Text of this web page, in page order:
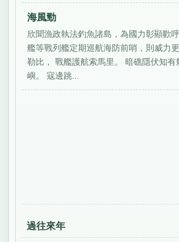
海風勁
欣聞漁政執法釣魚諸島，為國力彰顯歡
艦等戰列艦定期巡航海防前哨，則威力
勒比， 戰艦護航索馬里。 暗礁隱伏知有
嶼。 寇邊跳...
過往來年